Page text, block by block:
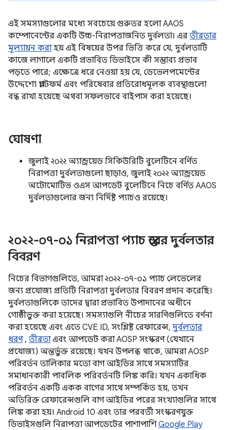
এই সমস্যাগুলোর মধ্যে সবচেয়ে গুরুতর হলো AAOS
কম্পোনেন্টের একটি উচ্চ-নিরাপত্তাজনিত দুর্বলতা। এর তীব্রতার
মূল্যায়ন করাহয় এই বিষয়ের উপর ভিত্তি করে যে, দুর্বলতাটি
কাজে লাগালে একটি প্রভাবিত ডিভাইসে কী সম্ভাব্য প্রভাব
পড়তে পারে; এক্ষেত্রে ধরে নেওয়া হয় যে, ডেভেলপমেন্টের
উদ্দেশ্যে প্ল্যাটফর্ম এবং পরিষেবার প্রতিরোধমূলক ব্যবস্থাগুলো
বন্ধ রাখা হয়েছে অথবা সফলভাবে বাইপাস করা হয়েছে।
ঘোষণা
জুলাই ২০২২ অ্যান্ড্রয়েড সিকিউরিটি বুলেটিনে বর্ণিত
নিরাপত্তা দুর্বলতাগুলো ছাড়াও, জুলাই ২০২২ অ্যান্ড্রয়েড
অটোমোটিভ ওএস আপডেট বুলেটিনে নিচে বর্ণিত AAOS
দুর্বলতাগুলোর জন্য নির্দিষ্ট প্যাচও রয়েছে।
২০২২-০৭-০১ নিরাপত্তা প্যাচ স্তরের দুর্বলতার
বিবরণ
নিচের বিভাগগুলিতে, আমরা ২০২২-০৭-০১ প্যাচ লেভেলের
জন্য প্রযোজ্য প্রতিটি নিরাপত্তা দুর্বলতার বিবরণ প্রদান করেছি।
দুর্বলতাগুলিকে তাদের দ্বারা প্রভাবিত উপাদানের অধীনে
গোষ্ঠীভুক্ত করা হয়েছে। সমস্যাগুলি নীচের সারণিগুলিতে বর্ণনা
করা হয়েছে এবং এতে CVE ID, সংশ্লিষ্ট রেফারেন্স, দুর্বলতার
ধরণ, তীব্রতাএবং আপডেট করা AOSP সংস্করণ (যেখানে
প্রযোজ্য) অন্তর্ভুক্ত রয়েছে। যখন উপলব্ধ থাকে, আমরা AOSP
পরিবর্তন তালিকার মতো বাগ আইডির সাথে সমস্যাটির
সমাধানকারী পাবলিক পরিবর্তনটি লিঙ্ক করি। যখন একাধিক
পরিবর্তন একটি একক বাগের সাথে সম্পর্কিত হয়, তখন
অতিরিক্ত রেফারেন্সগুলি বাগ আইডির পরের সংখ্যাগুলির সাথে
লিঙ্ক করা হয়। Android 10 এবং তার পরবর্তী সংস্করণযুক্ত
ডিভাইসগুলি নিরাপত্তা আপডেটের পাশাপাশিGoogle Play